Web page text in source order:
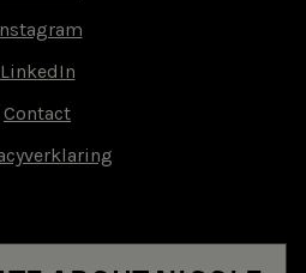
LinkedIn
Contact